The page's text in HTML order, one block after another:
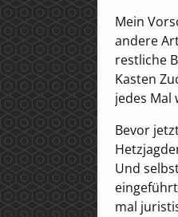
Mein
andere
restliche
Kasten
jedes Mal
Bevor
Und
mal